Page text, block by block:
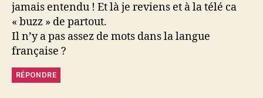
jamais entendu ! Et là je reviens et à la télé ca
« buzz » de partout.
Il n’y a pas assez de mots dans la langue
française ?
RÉPONDRE